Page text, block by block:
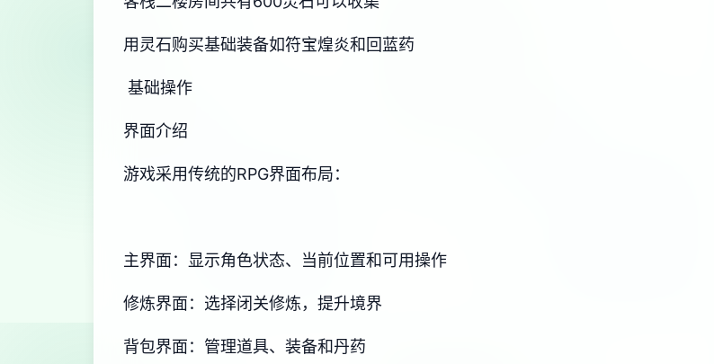
用灵石购买基础装备如符宝煌炎和回蓝药
基础操作
界面介绍
游戏采用传统的RPG界面布局：
主界面：显示角色状态、当前位置和可用操作
修炼界面：选择闭关修炼，提升境界
背包界面：管理道具、装备和丹药